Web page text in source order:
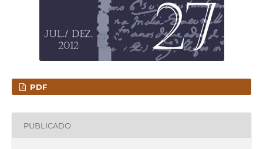
PDF
PUBLICADO